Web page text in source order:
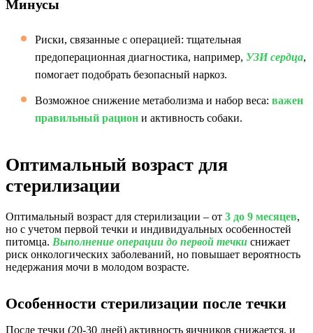
Минусы
Риски, связанные с операцией: тщательная
предоперационная диагностика, например, УЗИ сердца,
помогает подобрать безопасный наркоз.
Возможное снижение метаболизма и набор веса: важен
правильный рацион и активность собаки.
Оптимальный возраст для
стерилизации
Оптимальный возраст для стерилизации – от 3 до 9 месяцев,
но с учетом первой течки и индивидуальных особенностей
питомца. Выполнение операции до первой течки снижает
риск онкологических заболеваний, но повышает вероятность
недержания мочи в молодом возрасте.
Особенности стерилизации после течки
После течки (20-30 дней) активность яичников снижается, и